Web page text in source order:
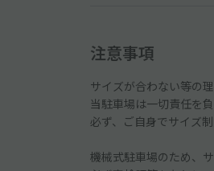
注意事項
サイズが合わない等の
当駐車場は一切責任を
必ず、ご自身でサイズ
機械式駐車場のため、